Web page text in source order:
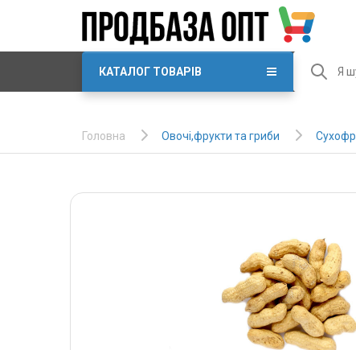
КАТАЛОГ ТОВАРІВ
Головна Овочі,фрукти та гриби